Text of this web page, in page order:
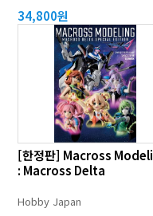
34,800원
[한정판] Macross
: Macross Delta
Hobby Japan